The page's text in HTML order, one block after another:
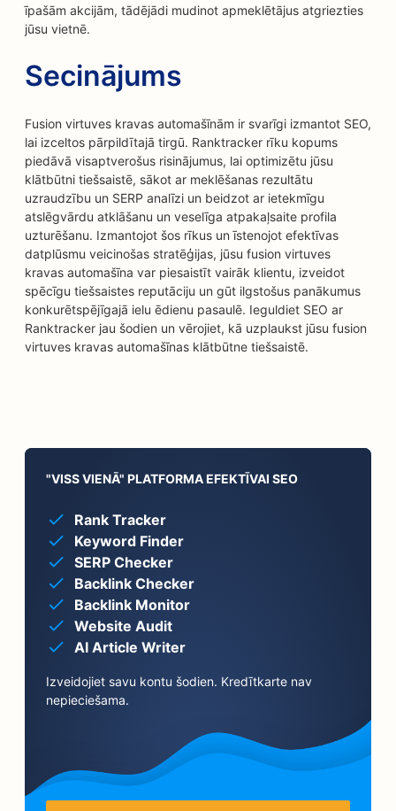
īpašām akcijām, tādējādi mudinot apmeklētājus atgriezties
jūsu vietnē.
Secinājums
Fusion virtuves kravas automašīnām ir svarīgi izmantot SEO,
lai izceltos pārpildītajā tirgū. Ranktracker rīku kopums
piedāvā visaptverošus risinājumus, lai optimizētu jūsu
klātbūtni tiešsaistē, sākot ar meklēšanas rezultātu
uzraudzību un SERP analīzi un beidzot ar ietekmīgu
atslēgvārdu atklāšanu un veselīga atpakaļsaite profila
uzturēšanu. Izmantojot šos rīkus un īstenojot efektīvas
datplūsmu veicinošas stratēģijas, jūsu fusion virtuves
kravas automašīna var piesaistīt vairāk klientu, izveidot
spēcīgu tiešsaistes reputāciju un gūt ilgstošus panākumus
konkurētspējīgajā ielu ēdienu pasaulē. Ieguldiet SEO ar
Ranktracker jau šodien un vērojiet, kā uzplaukst jūsu fusion
virtuves kravas automašīnas klātbūtne tiešsaistē.
"VISS VIENĀ" PLATFORMA EFEKTĪVAI SEO
Rank Tracker
Keyword Finder
SERP Checker
Backlink Checker
Backlink Monitor
Website Audit
AI Article Writer
Izveidojiet savu kontu šodien. Kredītkarte nav
nepieciešama.